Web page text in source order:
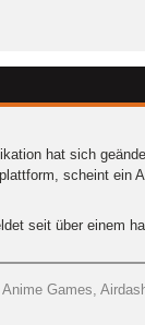
hat sich
scheint ein
seit über einem
Games,